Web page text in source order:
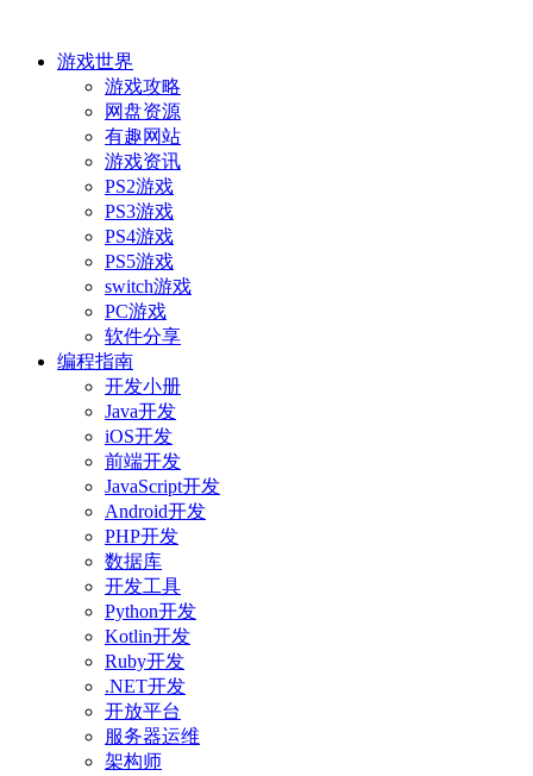
游戏世界
游戏攻略
网盘资源
有趣网站
游戏资讯
PS2游戏
PS3游戏
PS4游戏
PS5游戏
switch游戏
PC游戏
软件分享
编程指南
开发小册
Java开发
iOS开发
前端开发
JavaScript开发
Android开发
PHP开发
数据库
开发工具
Python开发
Kotlin开发
Ruby开发
.NET开发
开放平台
服务器运维
架构师